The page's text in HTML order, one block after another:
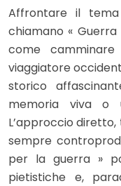
Affrontare il
chiamano «
come
viaggiatore
storico
memoria viva o
L’approccio
sempre
per la guerra »
pietistiche e,